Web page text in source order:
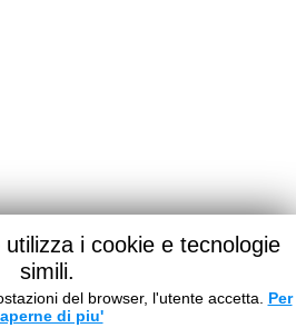
i cookie e tecnologie
simili.
del browser, l'utente accetta. Per
di piu'